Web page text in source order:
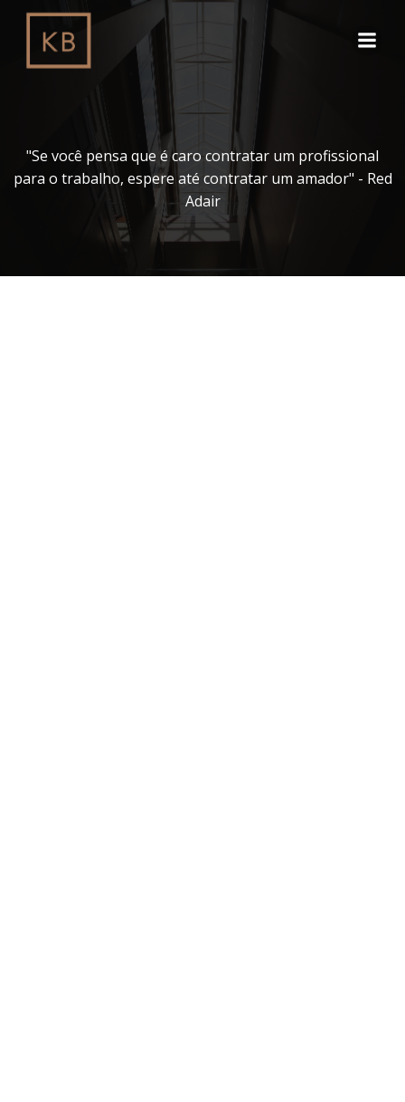
o
conteúdo
"Se você pensa que é caro contratar um profissional
para o trabalho, espere até contratar um amador" - Red
Adair